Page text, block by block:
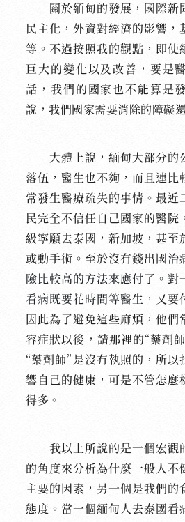
關於緬甸的發展，國際新
民主化，外資對經濟的影響，
等。不過按照我的觀點，即使
巨大的變化以及改善，要是
話，我們的國家也不能算是
說，我們國家需要消除的障礙
大體上說，緬甸大部分的
落伍，醫生也不夠，而且連比
常發生醫療疏失的事情。最近
民完全不信任自己國家的醫院
級寧願去泰國，新加坡，甚至
或動手術。至於沒有錢出國治
險比較高的方法來應付了。對
看病既要花時間等醫生 ，又要
因此為了避免這些麻煩，他們
容症狀以後，請那裡的“藥劑
“藥劑師”是沒有執照的，所以
響自己的健康，可是不管怎麼
得多。
我以上所說的是一個宏觀
的角度來分析為什麼一般人不
主要的因素，另一個是我們的
態度。當一個緬甸人去泰國看